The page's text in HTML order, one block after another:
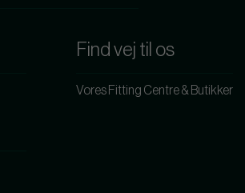
Find vej til os
Vores Fitting Centre & Butikker